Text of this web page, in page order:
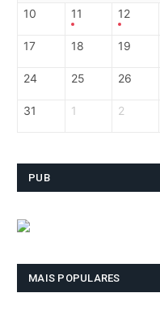
10 11 12
17 18 19
24 25 26
31 1 2
PUB
MAIS POPULARES